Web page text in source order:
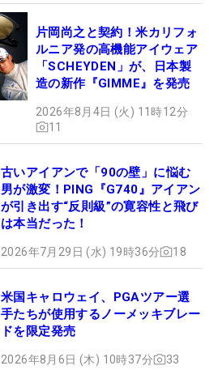
片岡尚之と契約！米カリフォ
ルニア発の高機能アイウェア
「SCHEYDEN」が、日本製
造の新作『GIMME』を発売
2026年8月4日 (火) 11時12分
11
古いアイアンで「90の壁」に悩む
男が激変！PING『G740』アイアン
が引き出す“反則級”の寛容性と飛び
は本当だった！
2026年7月29日 (水) 19時36分 18
米国キャロウェイ、PGAツアー選
手たちが使用するノーメッキブレー
ドを限定発売
2026年8月6日 (木) 10時37分 33